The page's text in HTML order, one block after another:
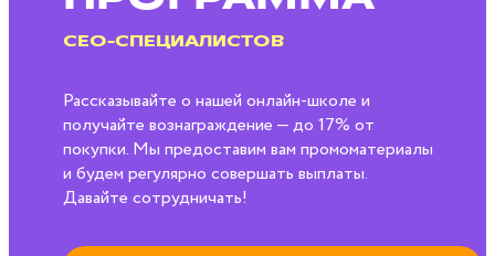
БЛОГЕРОВ
Рассказывайте о нашей онлайн-школе и
получайте вознаграждение — до 17% от
покупки. Мы предоставим вам промоматериалы
и будем регулярно совершать выплаты.
Давайте сотрудничать!